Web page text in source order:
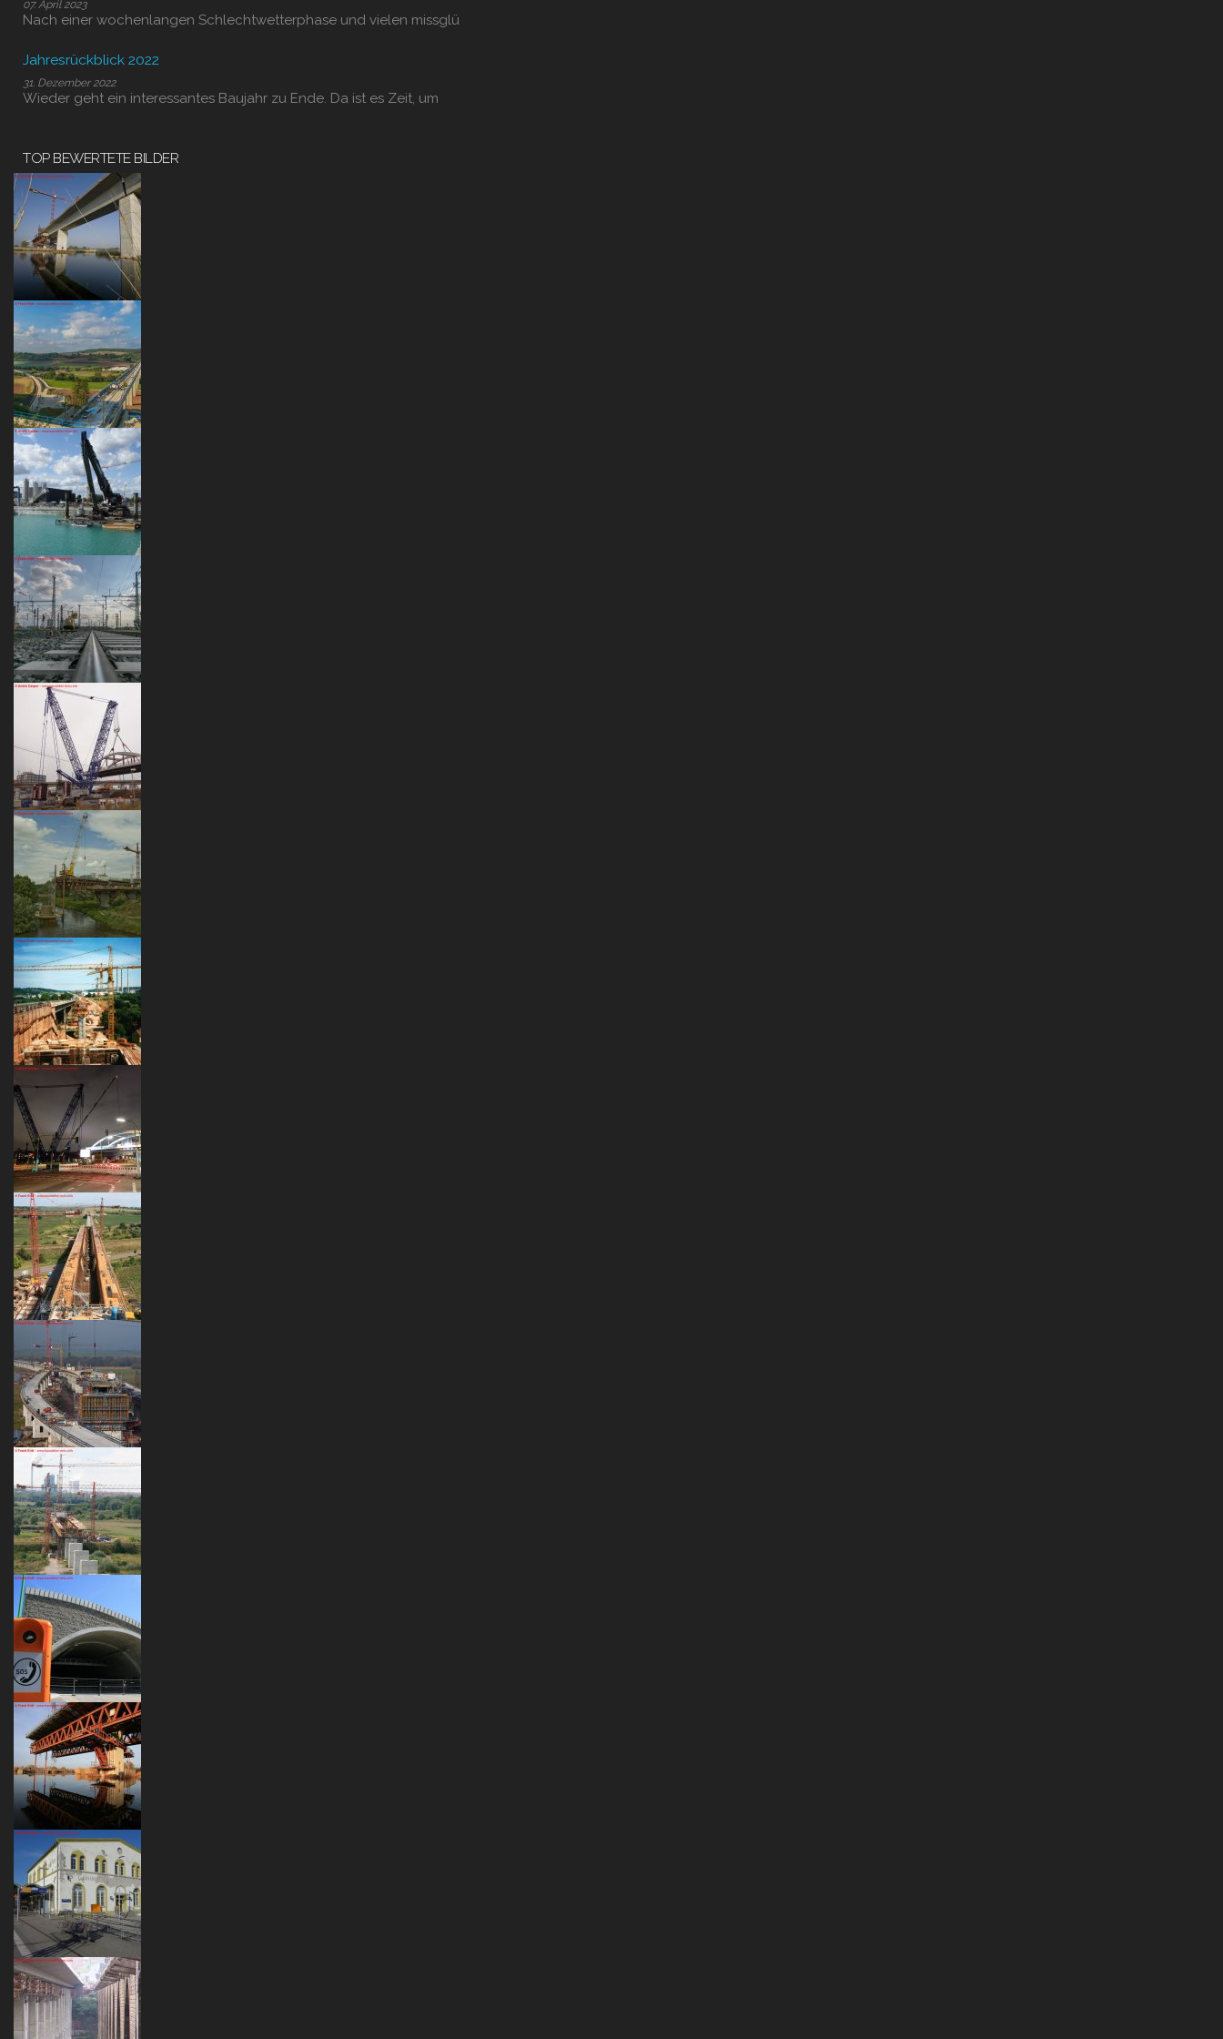
07. April 2023
Nach einer wochenlangen Schlechtwetterphase und vielen missglü
Jahresrückblick 2022
31. Dezember 2022
Wieder geht ein interessantes Baujahr zu Ende. Da ist es Zeit, um
TOP BEWERTETE BILDER